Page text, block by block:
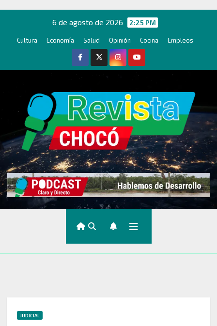
contenido
6 de agosto de 2026 2:25 PM
Cultura Economía Salud Opinión Cocina Empleos
JUDICIAL